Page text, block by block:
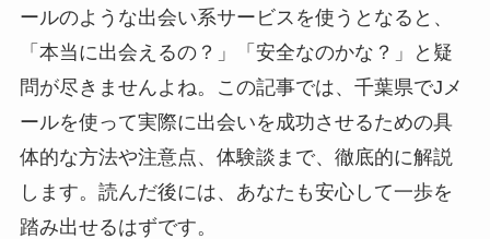
ールのような出会い系サービスを使うとなると、
「本当に出会えるの？」「安全なのかな？」と疑
問が尽きませんよね。この記事では、千葉県でJメ
ールを使って実際に出会いを成功させるための具
体的な方法や注意点、体験談まで、徹底的に解説
します。読んだ後には、あなたも安心して一歩を
踏み出せるはずです。